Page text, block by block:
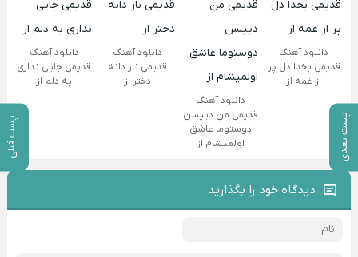
پست بعدی پست قبلی
دانلود آهنگ
قدیمی بخدا دل پر
از غمه از
دانلود آهنگ
قدیمی من دییسن
دوستوما عاشق
اولمیشام از
دانلود آهنگ
قدیمی ناز دانه
دختر از
دانلود آهنگ
قدیمی جایی نداری
به دلم از
دیدگاه خود را بگذارید